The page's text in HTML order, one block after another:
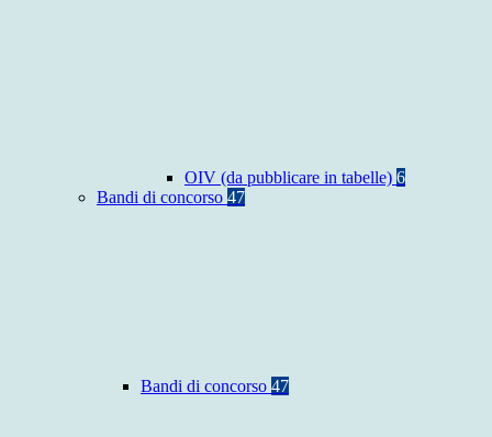
OIV (da pubblicare in tabelle) 6
Bandi di concorso 47
Bandi di concorso 47